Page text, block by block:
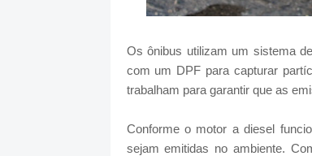
Os ônibus utilizam um sistema
com um DPF para capturar
trabalham para garantir que as
Conforme o motor a diesel
sejam emitidas no ambiente.